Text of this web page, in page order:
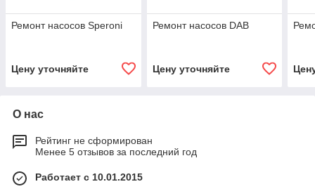
Ремонт насосов Speroni
Цену уточняйте
Ремонт насосов DAB
Цену уточняйте
О нас
Рейтинг не сформирован
Менее 5 отзывов за последний год
Работает с 10.01.2015